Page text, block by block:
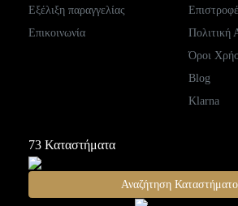
Εξέλιξη παραγγελίας
Επικοινωνία
Πολιτική
Όροι
Blog
Klarna
73 Καταστήματα
Αναζήτηση